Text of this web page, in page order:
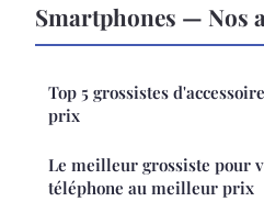
Smartphones — Nos
Top 5 grossistes
prix
Le meilleur grossiste pour
téléphone au meilleur prix